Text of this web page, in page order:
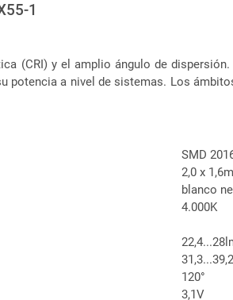
1
(CRI) y el amplio ángulo de
potencia a nivel de sistemas. Los
SMD
2,0 x
blanco
4.000K
120°
3,1V